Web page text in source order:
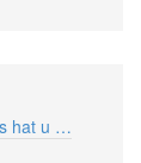
hat u …